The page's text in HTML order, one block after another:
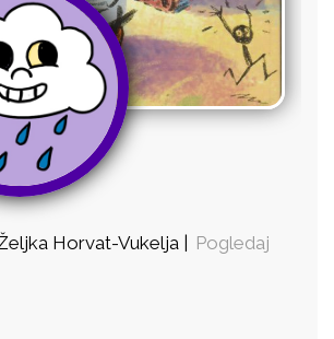
Horvat-Vukelja |
Pogledaj